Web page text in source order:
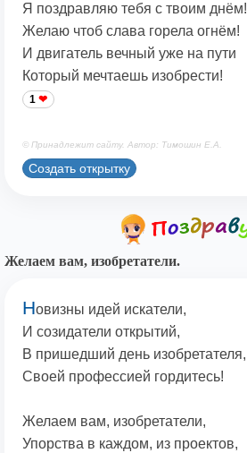
Я поздравляю тебя с твоим днём!
Желаю чтоб слава горела огнём!
И двигатель вечный уже на пути
Который мечтаешь изобрести!
1
© Принадлежит сайту. Автор: Тимошин Е.А.
Создать открытку
Желаем вам, изобретатели.
Новизны идей искатели,
И созидатели открытий,
В пришедший день изобретателя,
Своей профессией гордитесь!
Желаем вам, изобретатели,
Упорства в каждом, из проектов,